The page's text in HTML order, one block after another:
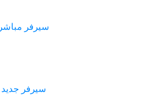
سيرفر مباشر
سيرفر جديد